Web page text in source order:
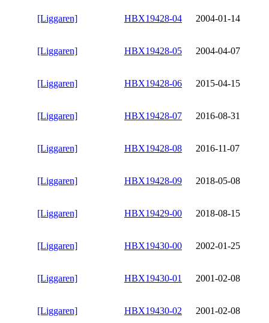
[Liggaren] HBX19428-04 2004-01-14
[Liggaren] HBX19428-05 2004-04-07
[Liggaren] HBX19428-06 2015-04-15
[Liggaren] HBX19428-07 2016-08-31
[Liggaren] HBX19428-08 2016-11-07
[Liggaren] HBX19428-09 2018-05-08
[Liggaren] HBX19429-00 2018-08-15
[Liggaren] HBX19430-00 2002-01-25
[Liggaren] HBX19430-01 2001-02-08
[Liggaren] HBX19430-02 2001-02-08